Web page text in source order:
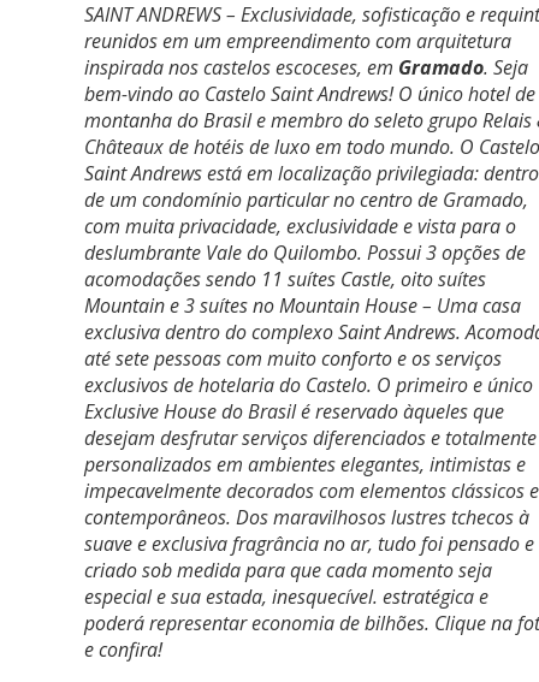
SAINT ANDREWS – Exclusividade, sofisticação e
reunidos em um empreendimento com arquitetura
inspirada nos castelos escoceses, em Gramado. Seja
bem-vindo ao Castelo Saint Andrews! O único hotel de
montanha do Brasil e membro do seleto grupo Relais
Châteaux de hotéis de luxo em todo mundo. O Castelo
Saint Andrews está em localização privilegiada: dentro
de um condomínio particular no centro de Gramado,
com muita privacidade, exclusividade e vista para o
deslumbrante Vale do Quilombo. Possui 3 opções de
acomodações sendo 11 suítes Castle, oito suítes
Mountain e 3 suítes no Mountain House – Uma casa
exclusiva dentro do complexo Saint Andrews.
até sete pessoas com muito conforto e os serviços
exclusivos de hotelaria do Castelo. O primeiro e único
Exclusive House do Brasil é reservado àqueles que
desejam desfrutar serviços diferenciados e totalmente
personalizados em ambientes elegantes, intimistas e
impecavelmente decorados com elementos clássicos e
contemporâneos. Dos maravilhosos lustres tchecos à
suave e exclusiva fragrância no ar, tudo foi pensado e
criado sob medida para que cada momento seja
especial e sua estada, inesquecível. estratégica e
poderá representar economia de bilhões. Clique na
e confira!